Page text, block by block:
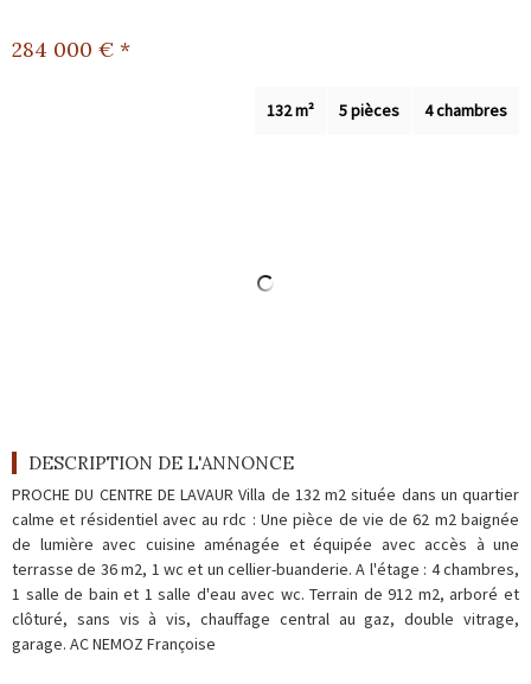
Gestion
284 000 € *
4 chambres
5 pièces
132 m²
DESCRIPTION DE L'ANNONCE
PROCHE DU CENTRE DE LAVAUR Villa de 132 m2 située dans un quartier
calme et résidentiel avec au rdc : Une pièce de vie de 62 m2 baignée
de lumière avec cuisine aménagée et équipée avec accès à une
terrasse de 36 m2, 1 wc et un cellier-buanderie. A l'étage : 4 chambres,
1 salle de bain et 1 salle d'eau avec wc. Terrain de 912 m2, arboré et
clôturé, sans vis à vis, chauffage central au gaz, double vitrage,
garage. AC NEMOZ Françoise